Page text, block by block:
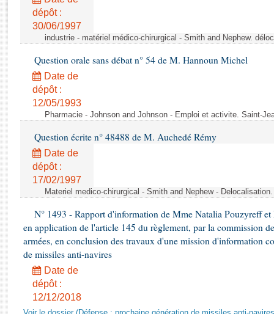
Rapports d'enquête
Rapports législatifs
Dossiers législatifs
Budget et sécurité sociale
Questions écrites et orales
dépôt :
30/06/1997
industrie - matériel médico-chirurgical - Smith and Nephew.
Question orale sans débat n° 54 de M. Hannoun Michel
Date de
dépôt :
12/05/1993
Pharmacie - Johnson and Johnson - Emploi et activite. Saint-
Question écrite n° 48488 de M. Auchedé Rémy
Date de
dépôt :
17/02/1997
Materiel medico-chirurgical - Smith and Nephew -
N° 1493 - Rapport d'information de Mme Natalia Pouzyreff
en application de l'article 145 du règlement, par la commission
armées, en conclusion des travaux d'une mission d'information
de missiles anti-navires
Date de
dépôt :
12/12/2018